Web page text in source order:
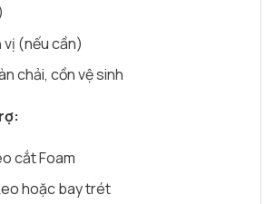
vị (nếu cần)
chải, cồn vệ sinh
cắt Foam
hoặc bay trét